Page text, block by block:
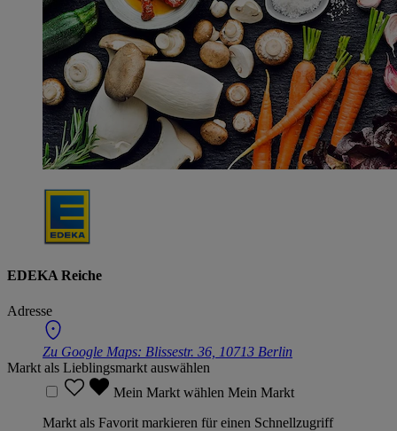
EDEKA Reiche
Adresse
Zu Google Maps: Blissestr. 36, 10713 Berlin
Markt als Lieblingsmarkt auswählen
Mein Markt wählen Mein Markt
Markt als Favorit markieren für einen Schnellzugriff